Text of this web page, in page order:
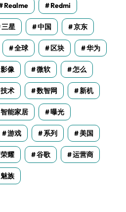
Realme Redmi
三星 中国 京东
全球 区块 华为
影像 微软 怎么
技术 数智网 新机
智能家居 曝光
游戏 系列 美国
荣耀 谷歌 运营商
魅族